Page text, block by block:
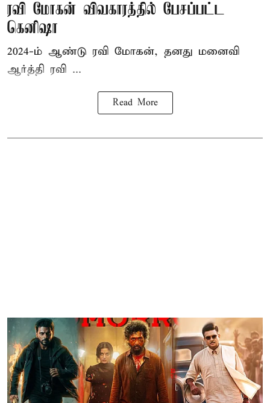
ரவி மோகன் விவகாரத்தில் பேசப்பட்ட
கெனிஷா
2024-ம் ஆண்டு ரவி மோகன், தனது மனைவி
ஆர்த்தி ரவி ...
Read More